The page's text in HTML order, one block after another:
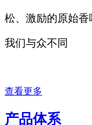
松、激励的原始香
我们与众不同
查看更多
产品体系